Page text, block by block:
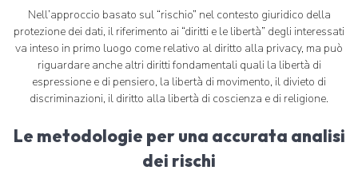
Nell’approccio basato sul “rischio” nel contesto giuridico della
protezione dei dati, il riferimento ai “diritti e le libertà” degli interessati
va inteso in primo luogo come relativo al diritto alla privacy, ma può
riguardare anche altri diritti fondamentali quali la libertà di
espressione e di pensiero, la libertà di movimento, il divieto di
discriminazioni, il diritto alla libertà di coscienza e di religione.
Le metodologie per una accurata analisi
dei rischi